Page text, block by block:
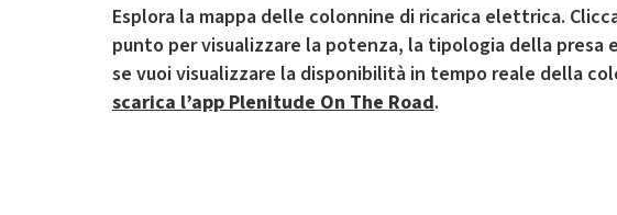
Esplora la mappa delle colonnine di ricarica elettrica.
punto per visualizzare la potenza, la tipologia della presa
se vuoi visualizzare la disponibilità in tempo reale della
scarica l’app Plenitude On The Road.